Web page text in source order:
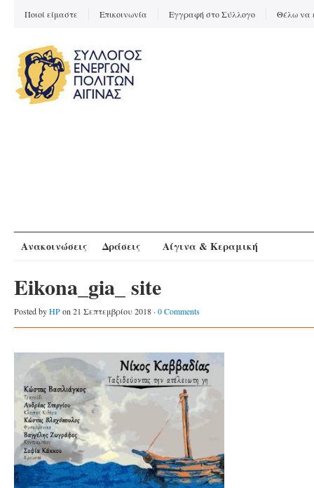
Ποιοί είμαστε Επικοινωνία Εγγραφή στο Σύλλογο Θέλω να
Ανακοινώσεις Δράσεις Αίγινα & Κεραμική
Eikona_gia_ site
Posted byHPon 21 Σεπτεμβρίου 2018 · 0 Comments